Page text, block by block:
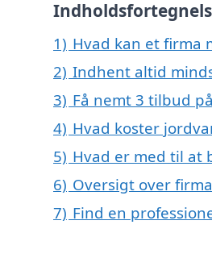
1) Hvad kan et firma
2) Indhent altid
3) Få nemt 3 tilbud
4) Hvad koster
5) Hvad er med til at
6) Oversigt over
7) Find en